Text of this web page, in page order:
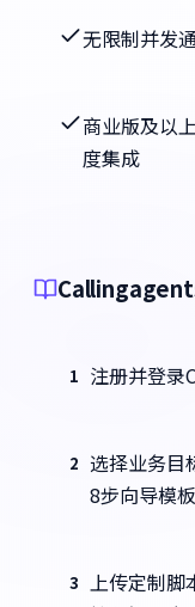
无限制并发
商业版及以
度集成
1 注册并登录
2 选择业务目
8步向导模
3 上传定制脚